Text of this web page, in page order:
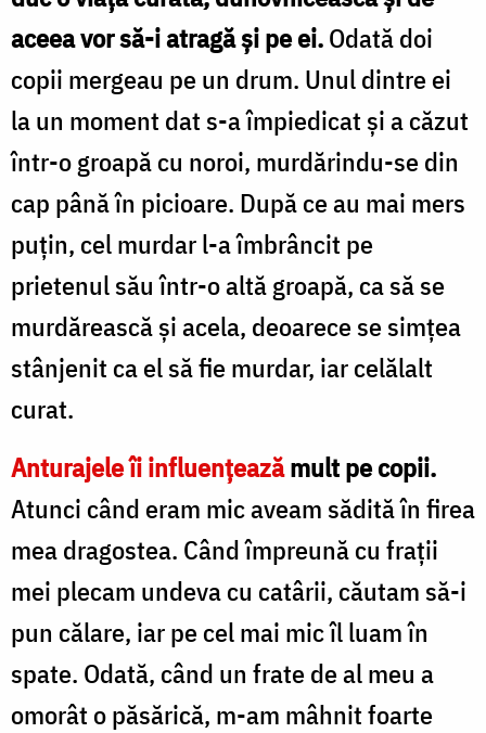
aceea vor să-i atragă şi pe ei.Odată doi
copii mergeau pe un drum. Unul dintre ei
la un moment dat s-a împiedicat şi a căzut
într-o groapă cu noroi, murdărindu-se din
cap până în picioare. După ce au mai mers
puţin, cel murdar l-a îmbrâncit pe
prietenul său într-o altă groapă, ca să se
murdărească şi acela, deoarece se simţea
stânjenit ca el să fie murdar, iar celălalt
curat.
Anturajele îi influenţeazămult pe copii.
Atunci când eram mic aveam sădită în firea
mea dragostea. Când împreună cu fraţii
mei plecam undeva cu catârii, căutam să-i
pun călare, iar pe cel mai mic îl luam în
spate. Odată, când un frate de al meu a
omorât o păsărică, m-am mâhnit foarte